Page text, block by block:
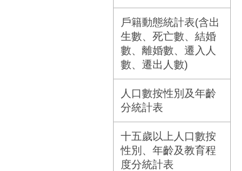
戶籍動態統計表(含出
生數、死亡數、結婚
數、離婚數、遷入人
數、遷出人數)
人口數按性別及年齡
分統計表
十五歲以上人口數按
性別、年齡及教育程
度分統計表